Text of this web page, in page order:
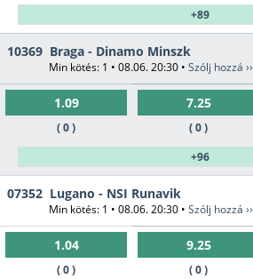
+89
10369 Braga - Dinamo Minszk
Min kötés: 1 • 08.06. 20:30 • Szólj hozzá ››
1.09
( 0 )
7.25
( 0 )
+96
07352 Lugano - NSI Runavik
Min kötés: 1 • 08.06. 20:30 • Szólj hozzá ››
1.04
( 0 )
9.25
( 0 )